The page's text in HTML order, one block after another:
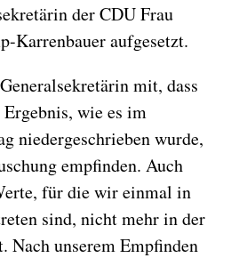
der CDU Frau
Karrenbauer aufgesetzt.
mit, dass
wie es im
niedergeschrieben wurde,
empfinden. Auch
für die wir einmal in
sind, nicht mehr in der
Nach unserem Empfinden